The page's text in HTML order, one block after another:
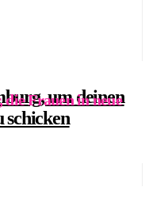
um deinen
schicken
die Frauen in neue